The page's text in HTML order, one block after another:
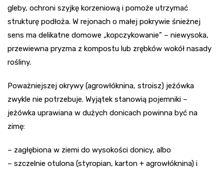
gleby, ochroni szyjkę korzeniową i pomoże utrzymać
strukturę podłoża. W rejonach o małej pokrywie śnieżnej
sens ma delikatne domowe „kopczykowanie” – niewysoka,
przewiewna pryzma z kompostu lub zrębków wokół nasady
rośliny.
Poważniejszej okrywy (agrowłóknina, stroisz) jeżówka
zwykle nie potrzebuje. Wyjątek stanowią pojemniki –
jeżówka uprawiana w dużych donicach powinna być na
zimę:
– zagłębiona w ziemi do wysokości donicy, albo
– szczelnie otulona (styropian, karton + agrowłóknina) i